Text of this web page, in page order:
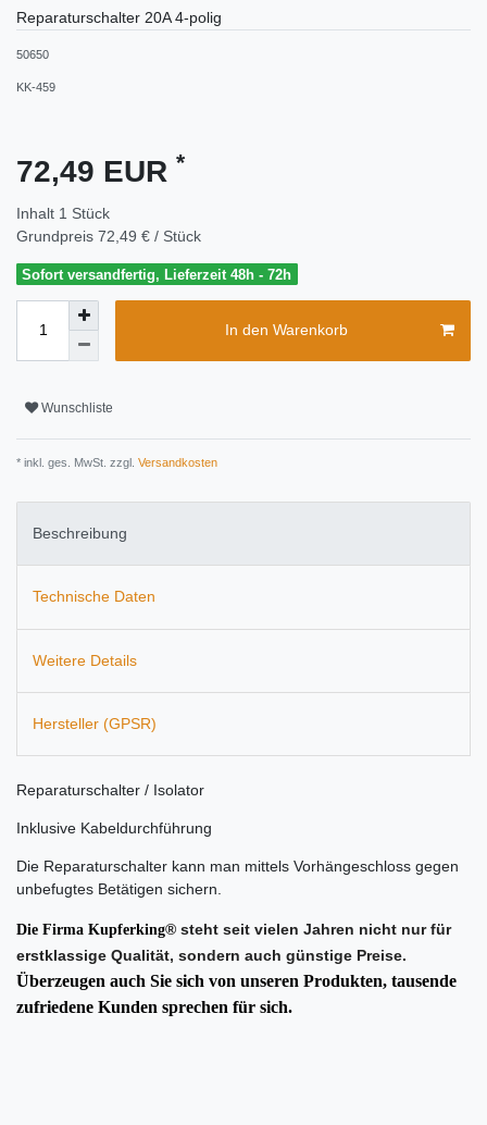
Reparaturschalter 20A 4-polig
50650
KK-459
72,49 EUR *
Inhalt 1 Stück
Grundpreis 72,49 € / Stück
Sofort versandfertig, Lieferzeit 48h - 72h
In den Warenkorb
Wunschliste
* inkl. ges. MwSt. zzgl. Versandkosten
Beschreibung
Technische Daten
Weitere Details
Hersteller (GPSR)
Reparaturschalter / Isolator
Inklusive Kabeldurchführung
Die Reparaturschalter kann man mittels Vorhängeschloss gegen
unbefugtes Betätigen sichern.
Die Firma Kupferking® steht seit vielen Jahren nicht nur für
erstklassige Qualität, sondern auch günstige Preise.
Überzeugen auch Sie sich von unseren Produkten, tausende
zufriedene Kunden sprechen für sich.